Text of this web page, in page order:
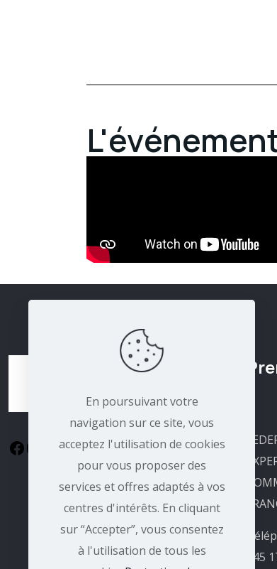
645
En poursuivant votre
navigation sur ce site, vous
acceptez l'utilisation de cookies
pour vous proposer des
services et offres adaptés à vos
centres d'intérêts. En cliquant
sur “Accepter”, vous consentez
à l'utilisation de tous les